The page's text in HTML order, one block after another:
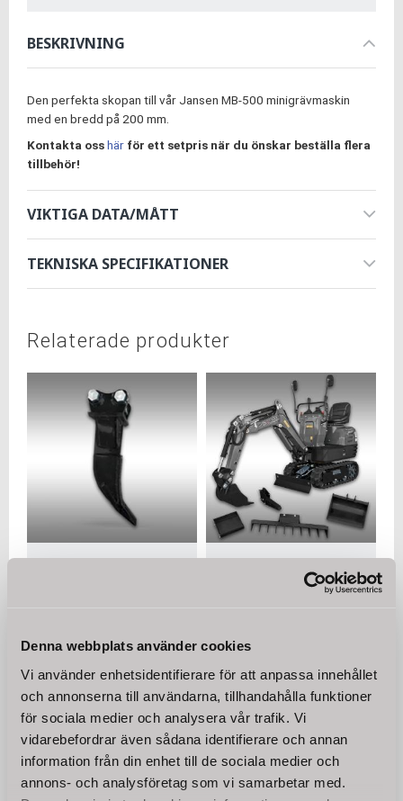
Denna webbplats använder cookies
Vi använder enhetsidentifierare för att anpassa innehållet
och annonserna till användarna, tillhandahålla funktioner
för sociala medier och analysera vår trafik. Vi
vidarebefordrar även sådana identifierare och annan
information från din enhet till de sociala medier och
annons- och analysföretag som vi samarbetar med.
BESKRIVNING
Den perfekta skopan till vår Jansen MB-500 minigrävmaskin
med en bredd på 200 mm.
Kontakta osshär för ett setpris när du önskar beställa flera
tillbehör!
VIKTIGA DATA/MÅTT
TEKNISKA SPECIFIKATIONER
Omdömen
Relaterade produkter
Tjälkrok till minigrävare
för din minigrävare.
1 800 KR
KÖP
Minigrävare Jansen®
MB-500, bensinmotor
komplett set
grävtumme, kratta &
KÖP